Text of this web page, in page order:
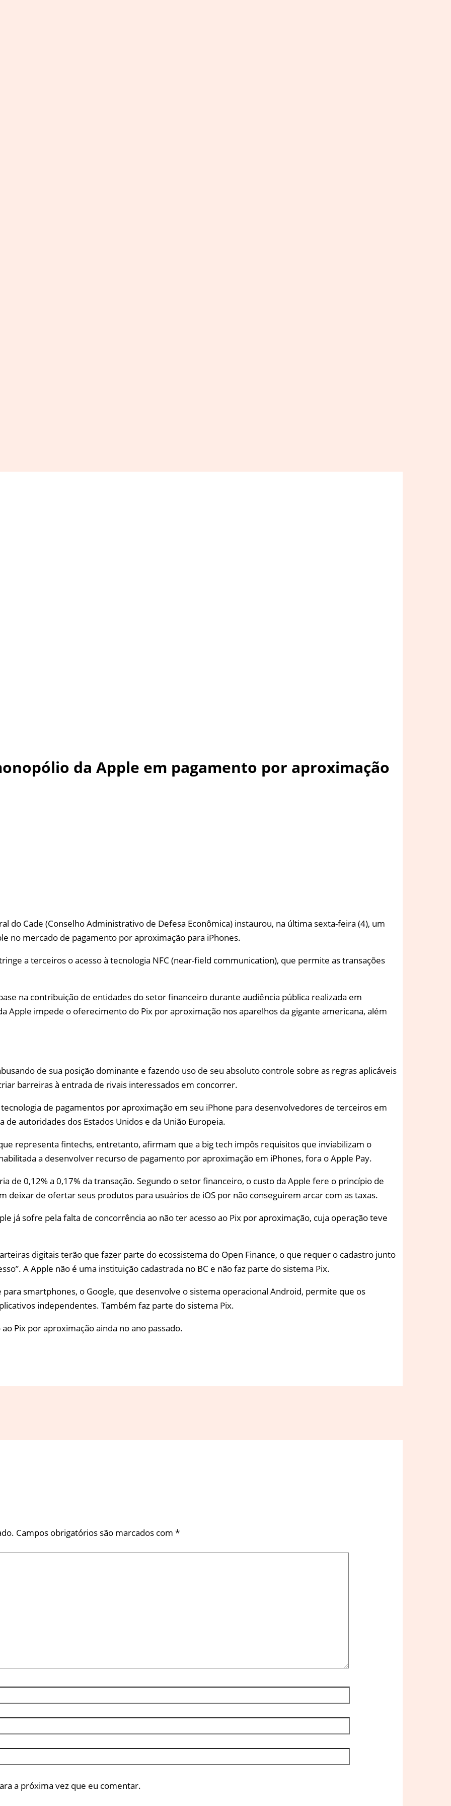
da Apple em pagamento por aproximação
do Cade (Conselho Administrativo de Defesa Econômica) instaurou, na última sexta-feira (4), um
no mercado de pagamento por aproximação para iPhones.
a terceiros o acesso à tecnologia NFC (near-field communication), que permite as transações
na contribuição de entidades do setor financeiro durante audiência pública realizada em
Apple impede o oferecimento do Pix por aproximação nos aparelhos da gigante americana, além
de sua posição dominante e fazendo uso de seu absoluto controle sobre as regras aplicáveis
barreiras à entrada de rivais interessados em concorrer.
de pagamentos por aproximação em seu iPhone para desenvolvedores de terceiros em
autoridades dos Estados Unidos e da União Europeia.
representa fintechs, entretanto, afirmam que a big tech impôs requisitos que inviabilizam o
a desenvolver recurso de pagamento por aproximação em iPhones, fora o Apple Pay.
de 0,12% a 0,17% da transação. Segundo o setor financeiro, o custo da Apple fere o princípio de
deixar de ofertar seus produtos para usuários de iOS por não conseguirem arcar com as taxas.
já sofre pela falta de concorrência ao não ter acesso ao Pix por aproximação, cuja operação teve
digitais terão que fazer parte do ecossistema do Open Finance, o que requer o cadastro junto
A Apple não é uma instituição cadastrada no BC e não faz parte do sistema Pix.
smartphones, o Google, que desenvolve o sistema operacional Android, permite que os
independentes. Também faz parte do sistema Pix.
Pix por aproximação ainda no ano passado.
Campos obrigatórios são marcados com*
a próxima vez que eu comentar.